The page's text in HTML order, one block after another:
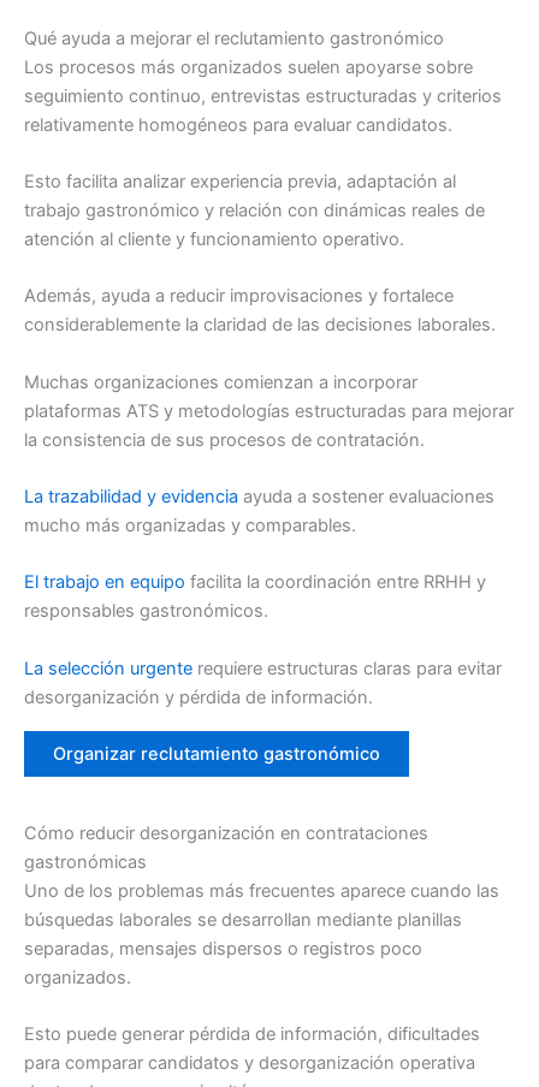
Qué ayuda a mejorar el reclutamiento gastronómico
Los procesos más organizados suelen apoyarse sobre
seguimiento continuo, entrevistas estructuradas y criterios
relativamente homogéneos para evaluar candidatos.
Esto facilita analizar experiencia previa, adaptación al
trabajo gastronómico y relación con dinámicas reales de
atención al cliente y funcionamiento operativo.
Además, ayuda a reducir improvisaciones y fortalece
considerablemente la claridad de las decisiones laborales.
Muchas organizaciones comienzan a incorporar
plataformas ATS y metodologías estructuradas para mejorar
la consistencia de sus procesos de contratación.
La trazabilidad y evidencia ayuda a sostener evaluaciones
mucho más organizadas y comparables.
El trabajo en equipo facilita la coordinación entre RRHH y
responsables gastronómicos.
La selección urgente requiere estructuras claras para evitar
desorganización y pérdida de información.
Organizar reclutamiento gastronómico
Cómo reducir desorganización en contrataciones
gastronómicas
Uno de los problemas más frecuentes aparece cuando las
búsquedas laborales se desarrollan mediante planillas
separadas, mensajes dispersos o registros poco
organizados.
Esto puede generar pérdida de información, dificultades
para comparar candidatos y desorganización operativa